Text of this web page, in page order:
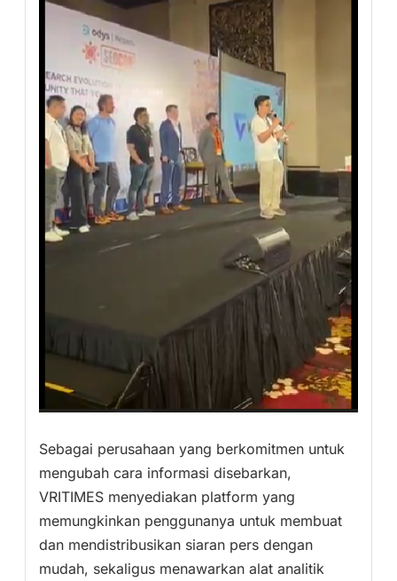
Sebagai perusahaan yang berkomitmen untuk
mengubah cara informasi disebarkan,
VRITIMES menyediakan platform yang
memungkinkan penggunanya untuk membuat
dan mendistribusikan siaran pers dengan
mudah, sekaligus menawarkan alat analitik